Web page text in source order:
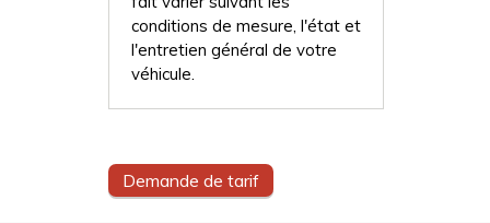
conditions de mesure, l'état et
l'entretien général de votre
véhicule.
Demande de tarif